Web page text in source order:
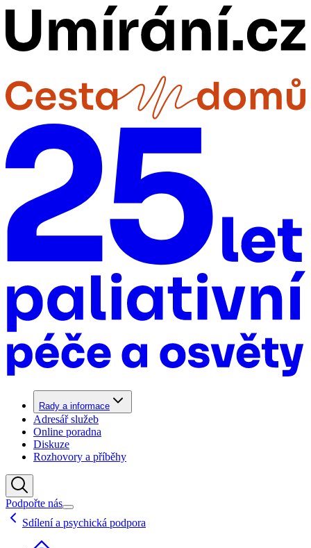
Rady a informace
Adresář služeb
Online poradna
Diskuze
Rozhovory a příběhy
Podpořte nás
Sdílení a psychická podpora